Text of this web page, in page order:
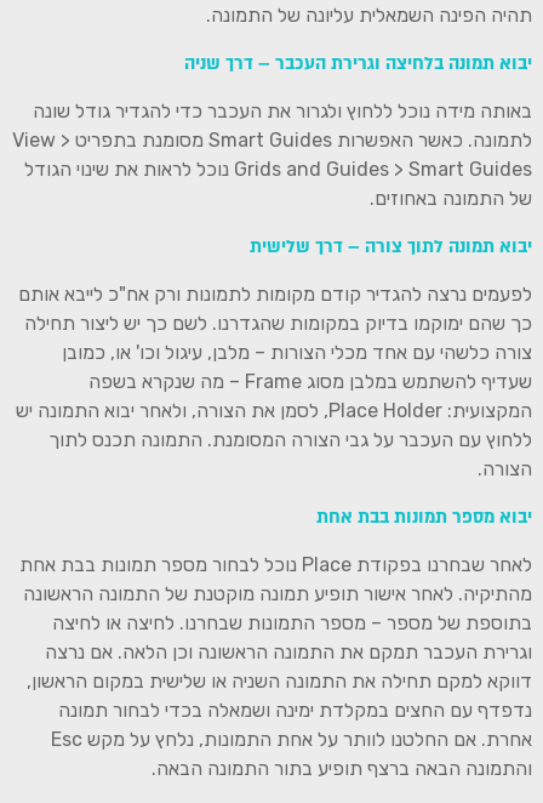
תהיה הפינה השמאלית עליונה של התמונה.
יבוא תמונה בלחיצה וגרירת העכבר – דרך שניה
באותה מידה נוכל ללחוץ ולגרור את העכבר כדי להגדיר גודל שונה
לתמונה. כאשר האפשרות Smart Guides מסומנת בתפריט View >
Grids and Guides > Smart Guides נוכל לראות את שינוי הגודל
של התמונה באחוזים.
יבוא תמונה לתוך צורה – דרך שלישית
לפעמים נרצה להגדיר קודם מקומות לתמונות ורק אח"כ לייבא אותם
כך שהם ימוקמו בדיוק במקומות שהגדרנו. לשם כך יש ליצור תחילה
צורה כלשהי עם אחד מכלי הצורות – מלבן, עיגול וכו' או, כמובן
שעדיף להשתמש במלבן מסוג Frame – מה שנקרא בשפה
המקצועית: Place Holder, לסמן את הצורה, ולאחר יבוא התמונה יש
ללחוץ עם העכבר על גבי הצורה המסומנת. התמונה תכנס לתוך
הצורה.
יבוא מספר תמונות בבת אחת
לאחר שבחרנו בפקודת Place נוכל לבחור מספר תמונות בבת אחת
מהתיקיה. לאחר אישור תופיע תמונה מוקטנת של התמונה הראשונה
בתוספת של מספר – מספר התמונות שבחרנו. לחיצה או לחיצה
וגרירת העכבר תמקם את התמונה הראשונה וכן הלאה. אם נרצה
דווקא למקם תחילה את התמונה השניה או שלישית במקום הראשון,
נדפדף עם החצים במקלדת ימינה ושמאלה בכדי לבחור תמונה
אחרת. אם החלטנו לוותר על אחת התמונות, נלחץ על מקש Esc
והתמונה הבאה ברצף תופיע בתור התמונה הבאה.